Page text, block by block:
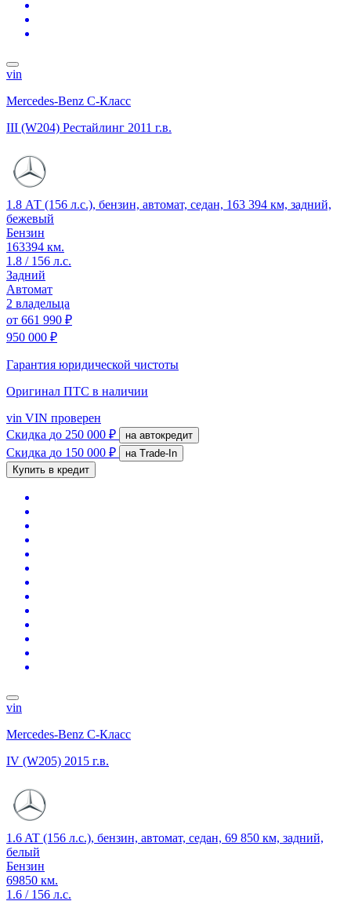
vin
Mercedes-Benz C-Класс
III (W204) Рестайлинг 2011 г.в.
1.8 АТ (156 л.с.), бензин, автомат, седан, 163 394 км, задний,
бежевый
Бензин
163394 км.
1.8 / 156 л.с.
Задний
Автомат
2 владельца
от 661 990 ₽
950 000 ₽
Гарантия юридической чистоты
Оригинал ПТС в наличии
vin VIN проверен
Скидка до 250 000 ₽ на автокредит
Скидка до 150 000 ₽
на Trade-In
Купить в кредит
vin
Mercedes-Benz C-Класс
IV (W205) 2015 г.в.
1.6 AT (156 л.с.), бензин, автомат, седан, 69 850 км, задний,
белый
Бензин
69850 км.
1.6 / 156 л.с.